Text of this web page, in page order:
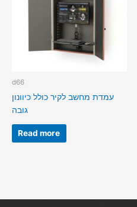
d66
עמדת מחשב לקיר כולל כיוונון
גובה
Read more